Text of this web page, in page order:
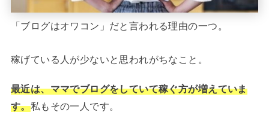
「ブログはオワコン」だと言われる理由の一つ。
稼げている人が少ないと思われがちなこと。
最近は、ママでブログをしていて稼ぐ方が増えていま
す。私もその一人です。